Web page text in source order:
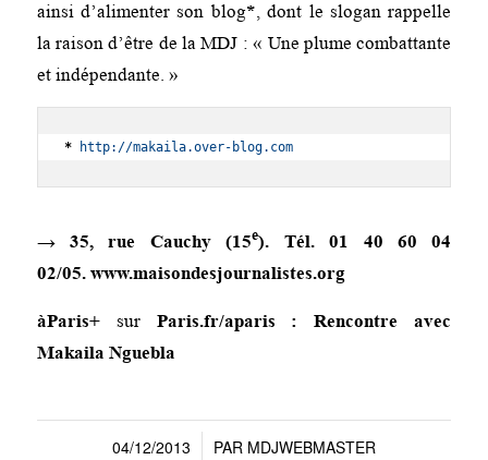
ainsi d’alimenter son blog*, dont le slogan rappelle
la raison d’être de la MDJ :« Une plume combattante
et indépendante. »
* http://makaila.over-blog.com
→35, rue Cauchy (15e). Tél. 01 40 60 04
02/05. www.maisondesjournalistes.org
àParis+sur Paris.fr/aparis :Rencontre avec
Makaila Nguebla
04/12/2013
/ PAR MDJWEBMASTER